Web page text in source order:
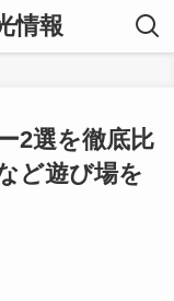
情報
2選を徹底比
ど遊び場を